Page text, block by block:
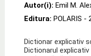
Autor(i): Emil M.
Editura: POLARIS -
Dictionar explicativ
Dictionarul